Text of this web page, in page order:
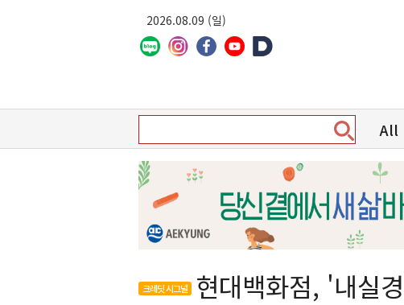
2026.08.09 (일)
All
크레딧 시그널 현대백화점, '내실